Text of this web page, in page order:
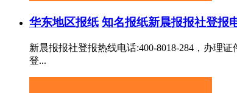
华东地区报纸 知名报纸新晨报报社登报
新晨报报社登报热线电话:400-8018-284，办理
登...